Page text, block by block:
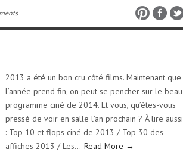
2013 a été un bon cru côté films. Maintenant que
l’année prend fin, on peut se pencher sur le beau
programme ciné de 2014. Et vous, qu’êtes-vous
pressé de voir en salle l’an prochain ? À lire aussi
: Top 10 et flops ciné de 2013 / Top 30 des
affiches 2013 / Les… Read More →